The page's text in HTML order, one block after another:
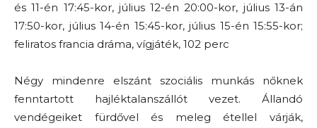
és 11-én 17:45-kor, július 12-én 20:00-kor, július 13-án
17:50-kor, július 14-én 15:45-kor, július 15-én 15:55-kor;
feliratos francia dráma, vígjáték, 102 perc
Négy mindenre elszánt szociális munkás nőknek
fenntartott hajléktalanszállót vezet. Állandó
vendégeiket fürdővel és meleg étellel várják,